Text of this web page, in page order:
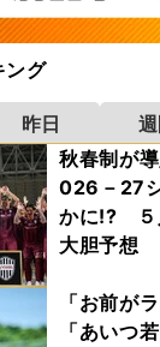
ング
昨日
秋春制が
026－27
かに!? ５
大胆予想
「お前が
「あいつ